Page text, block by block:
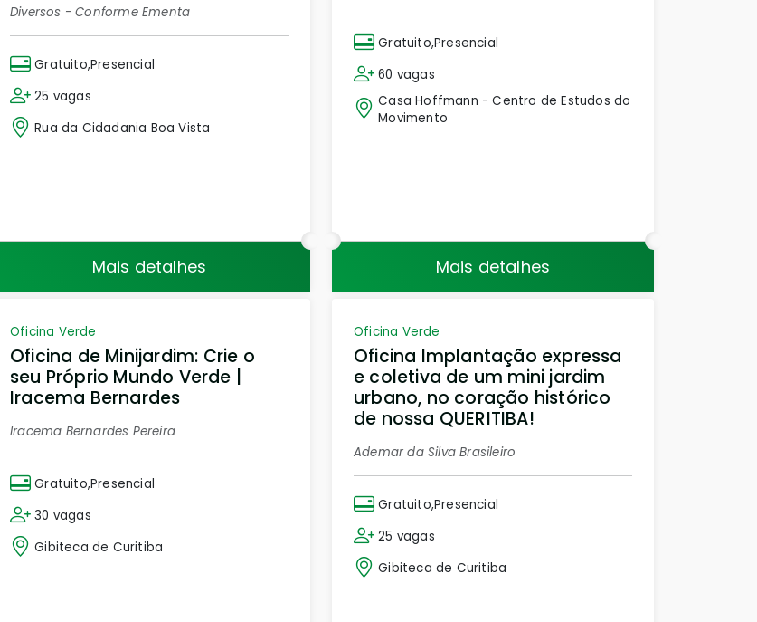
Diversos - Conforme Ementa
Gratuito,Presencial
25 vagas
Rua da Cidadania Boa Vista
Mais detalhes
Gratuito,Presencial
60 vagas
Casa Hoffmann - Centro de Estudos do
Movimento
Mais detalhes
Oficina Verde
Oficina de Minijardim: Crie o
seu Próprio Mundo Verde |
Iracema Bernardes
Iracema Bernardes Pereira
Gratuito,Presencial
30 vagas
Gibiteca de Curitiba
Oficina Verde
Oficina Implantação expressa
e coletiva de um mini jardim
urbano, no coração histórico
de nossa QUERITIBA!
Ademar da Silva Brasileiro
Gratuito,Presencial
25 vagas
Gibiteca de Curitiba